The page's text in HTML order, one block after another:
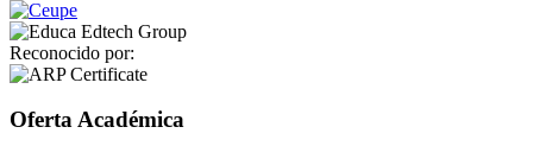
Reconocido por:
Oferta Académica